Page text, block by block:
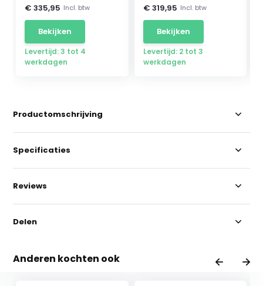
€ 335,95 Incl. btw
Bekijken
Levertijd: 3 tot 4
werkdagen
€ 319,95 Incl. btw
Bekijken
Levertijd: 2 tot 3
werkdagen
Productomschrijving
Specificaties
Reviews
Delen
Anderen kochten ook